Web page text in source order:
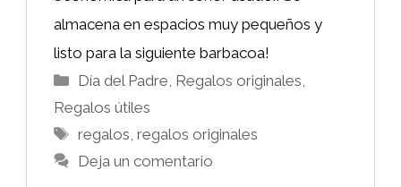
almacena en espacios muy pequeños y
listo para la siguiente barbacoa!
Categorías
Día del Padre Regalos originales
Regalos útiles
Etiquetas
regalos ,regalos originales
Deja un comentario